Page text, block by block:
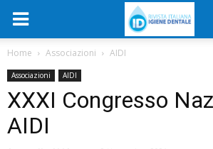
Home Associazioni AIDI
Associazioni AIDI
XXXI Congresso
AIDI